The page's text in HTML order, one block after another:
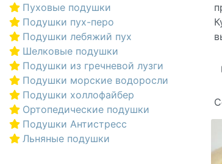
Пуховые подушки
Подушки пух-перо
Подушки лебяжий пух
Шелковые подушки
Подушки из гречневой лузги
Подушки морские водоросли
Подушки холлофайбер
Ортопедические подушки
Подушки Антистресс
Льняные подушки